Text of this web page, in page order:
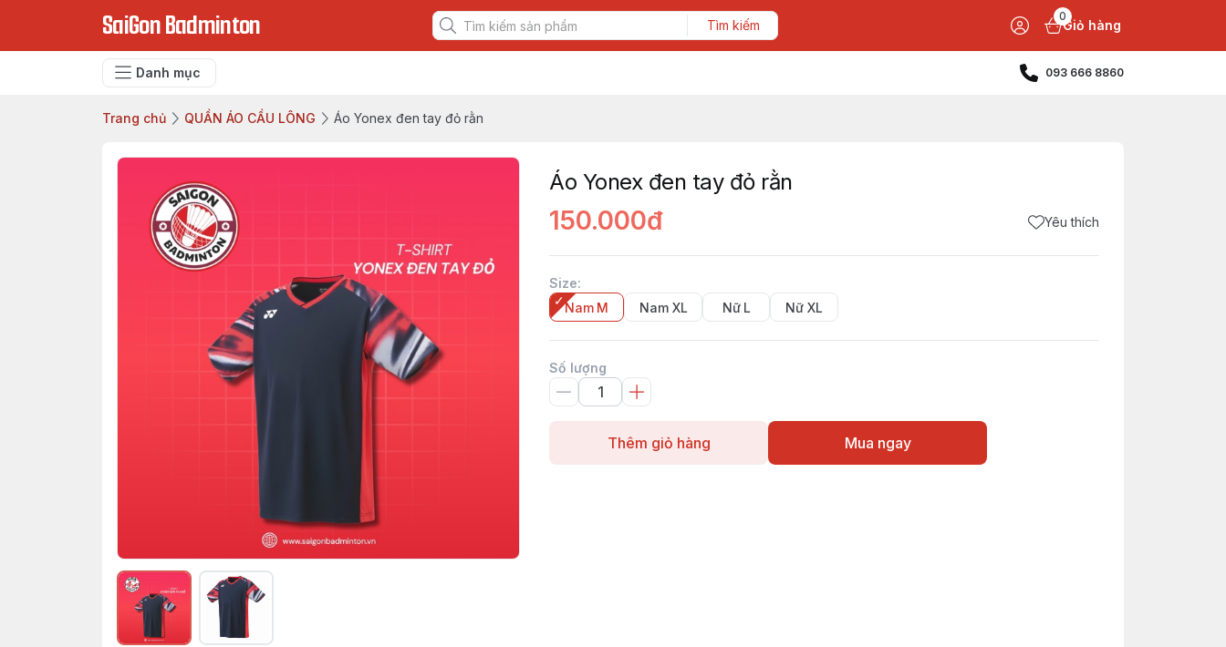
SaiGon Badminton Tìm kiếm
0
Giỏ hàng
Danh mục 093 666 8860
Trang chủ QUẦN ÁO CẦU LÔNG Áo Yonex đen tay đỏ rằn
Áo Yonex đen tay đỏ rằn
150.000đ Yêu thích
Size:
Nam M
Nam XL Nữ L Nữ XL
Số lượng
Thêm giỏ hàng Mua ngay